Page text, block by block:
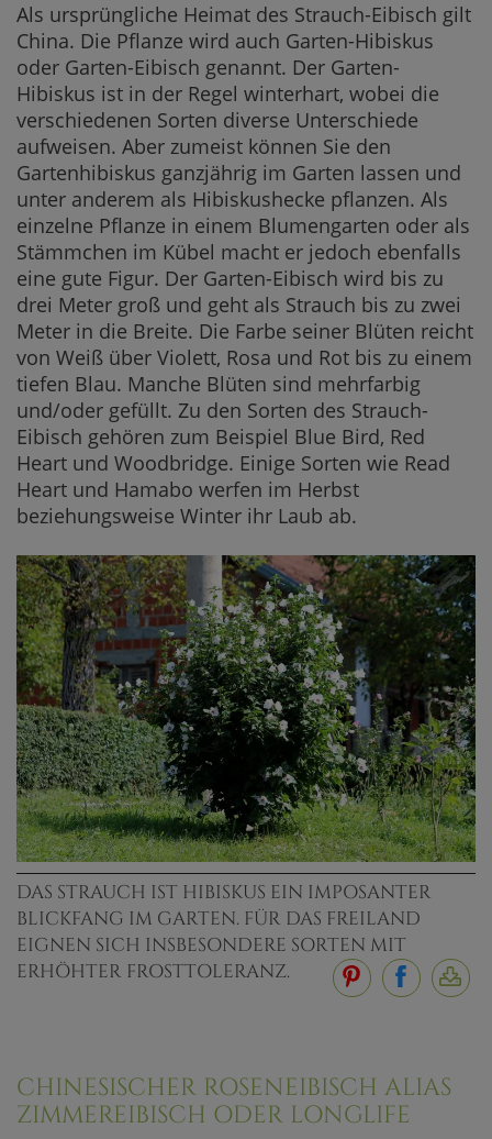
Als ursprüngliche Heimat des Strauch-Eibisch gilt
China. Die Pflanze wird auch Garten-Hibiskus
oder Garten-Eibisch genannt. Der Garten-
Hibiskus ist in der Regel winterhart, wobei die
verschiedenen Sorten diverse Unterschiede
aufweisen. Aber zumeist können Sie den
Gartenhibiskus ganzjährig im Garten lassen und
unter anderem als Hibiskushecke pflanzen. Als
einzelne Pflanze in einem Blumengarten oder als
Stämmchen im Kübel macht er jedoch ebenfalls
eine gute Figur. Der Garten-Eibisch wird bis zu
drei Meter groß und geht als Strauch bis zu zwei
Meter in die Breite. Die Farbe seiner Blüten reicht
von Weiß über Violett, Rosa und Rot bis zu einem
tiefen Blau. Manche Blüten sind mehrfarbig
und/oder gefüllt. Zu den Sorten des Strauch-
Eibisch gehören zum Beispiel Blue Bird, Red
Heart und Woodbridge. Einige Sorten wie Read
Heart und Hamabo werfen im Herbst
beziehungsweise Winter ihr Laub ab.
DAS STRAUCH IST HIBISKUS EIN IMPOSANTER
BLICKFANG IM GARTEN. FÜR DAS FREILAND
EIGNEN SICH INSBESONDERE SORTEN MIT
ERHÖHTER FROSTTOLERANZ.
CHINESISCHER ROSENEIBISCH ALIAS
ZIMMEREIBISCH ODER LONGLIFE